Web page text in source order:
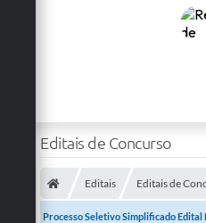
Editais de Concurso
Editais Editais de
Processo Seletivo Simplificado Edital